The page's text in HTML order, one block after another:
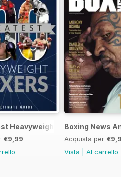
Heavyweight Boxers
€9,99
Boxing News
Acquista per
Vista
Al carrello